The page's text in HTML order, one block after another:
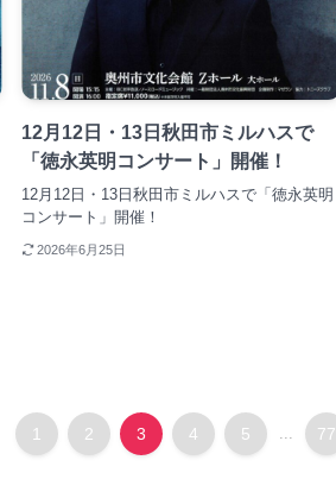
12月12日・13日秋田市ミルハスで
「徳永英明コンサート」開催！
12月12日・13日秋田市ミルハスで「徳永英明
コンサート」開催！
2026年6月25日
1 2 3 4 5 ... 77